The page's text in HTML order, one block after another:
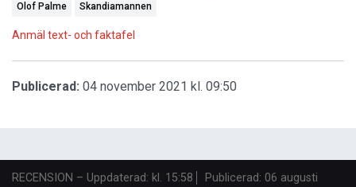
Olof Palme Skandiamannen
Anmäl text- och faktafel
Publicerad: 04 november 2021 kl. 09:50
RECENSION – Uppdaterad: kl. 15:58 Publicerad: 06 augusti